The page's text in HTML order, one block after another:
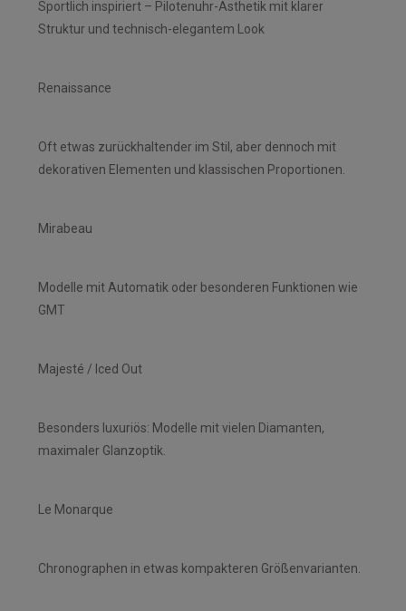
Sportlich inspiriert – Pilotenuhr-Ästhetik mit klarer
Struktur und technisch-elegantem Look
Renaissance
Oft etwas zurückhaltender im Stil, aber dennoch mit
dekorativen Elementen und klassischen Proportionen.
Mirabeau
Modelle mit Automatik oder besonderen Funktionen wie
GMT
Majesté / Iced Out
Besonders luxuriös: Modelle mit vielen Diamanten,
maximaler Glanzoptik.
Le Monarque
Chronographen in etwas kompakteren Größenvarianten.